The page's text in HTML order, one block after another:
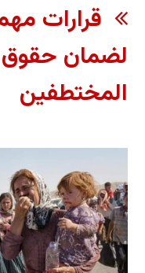
قرارات
لضمان حقوق
المختطفين